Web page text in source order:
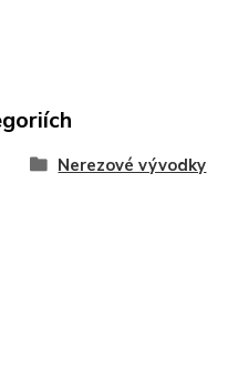
Nerezové vývodky